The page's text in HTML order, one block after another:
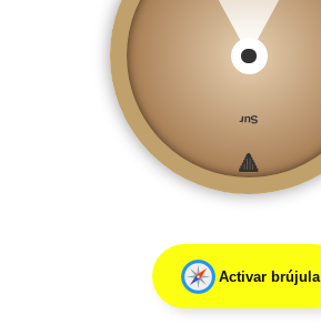
🔺
Sur
Activar brújula